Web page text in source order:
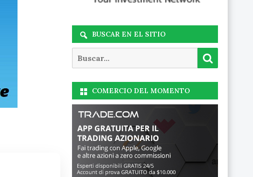
BUSCAR EN EL SITIO
COMERCIO DEL MOMENTO